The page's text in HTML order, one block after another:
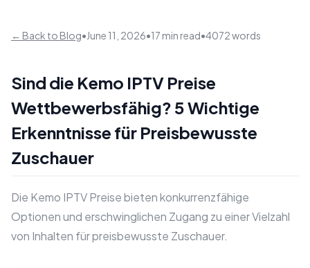
← Back to Blog•June 11, 2026•17 min read•4072 words
Sind die Kemo IPTV Preise
Wettbewerbsfähig? 5 Wichtige
Erkenntnisse für Preisbewusste
Zuschauer
Die Kemo IPTV Preise bieten konkurrenzfähige
Optionen und erschwinglichen Zugang zu einer Vielzahl
von Inhalten für preisbewusste Zuschauer.